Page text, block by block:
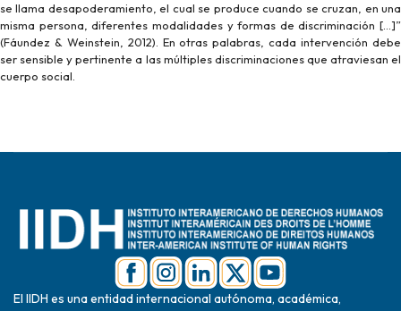
se llama desapoderamiento, el cual se produce cuando se cruzan, en una
misma persona, diferentes modalidades y formas de discriminación [...]”
(Fáundez & Weinstein, 2012). En otras palabras, cada intervención debe
ser sensible y pertinente a las múltiples discriminaciones que atraviesan el
cuerpo social.
El IIDH es una entidad internacional autónoma, académica,